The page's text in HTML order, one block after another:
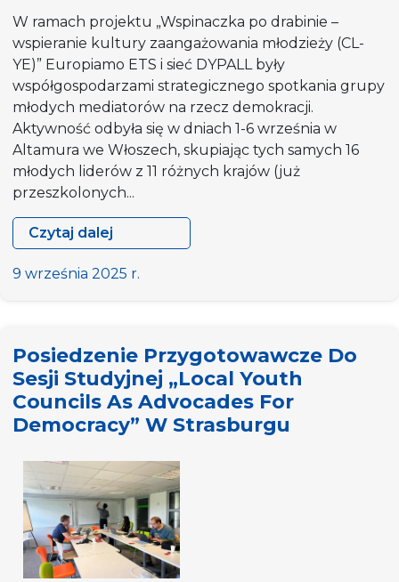
Rozwoju
2025
W ramach projektu „Wspinaczka po drabinie –
wspieranie kultury zaangażowania młodzieży (CL-
YE)” Europiamo ETS i sieć DYPALL były
współgospodarzami strategicznego spotkania grupy
młodych mediatorów na rzecz demokracji.
Aktywność odbyła się w dniach 1-6 września w
Altamura we Włoszech, skupiając tych samych 16
młodych liderów z 11 różnych krajów (już
przeszkolonych...
Czytaj dalej
„Wspinaczka
po
zaangażowania
młodzieży
(CL-
YE)”
strategiczne
grupy
młodzieżowych
mediatorów
na
rzecz
9 września 2025 r.
Posiedzenie Przygotowawcze Do
Sesji Studyjnej „Local Youth
Councils As Advocades For
Democracy” W Strasburgu